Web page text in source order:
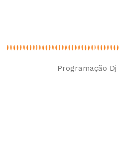
Programação Dj